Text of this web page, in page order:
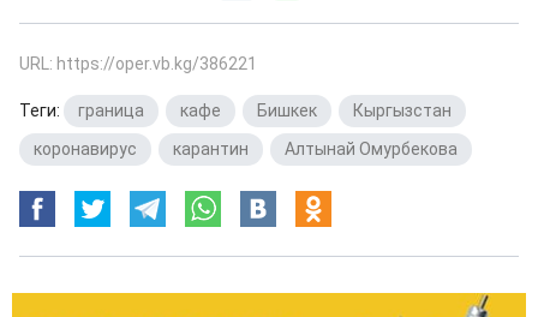
URL: https://oper.vb.kg/386221
Теги: граница кафе Бишкек Кыргызстан
коронавирус
карантин Алтынай Омурбекова